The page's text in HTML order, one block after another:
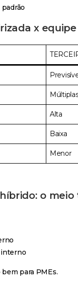
x
Alta
Baixa
Menor
o
interno
para PMEs.